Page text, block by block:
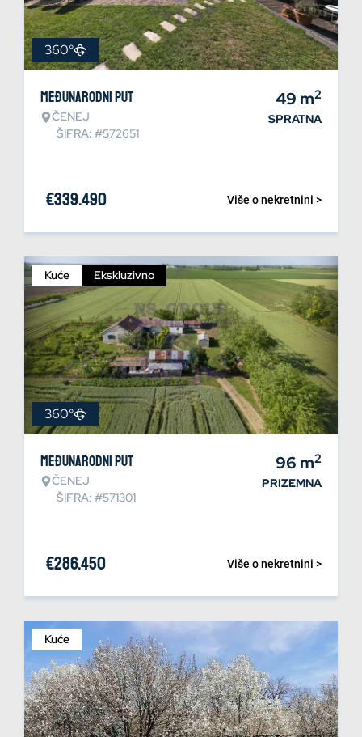
360°
Međunarodni put
ČENEJ
ŠIFRA: #572651
49 m2
SPRATNA
Više o nekretnini >
€339.490
Kuće Ekskluzivno
360°
Međunarodni put
ČENEJ
ŠIFRA: #571301
96 m2
PRIZEMNA
Više o nekretnini >
€286.450
Kuće